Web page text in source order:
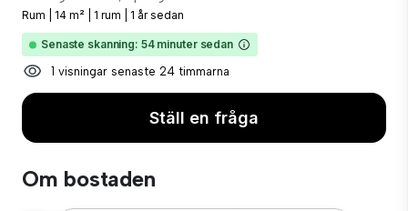
Rum 14 m² 1 rum 1 år sedan
Senaste skanning: 54 minuter sedan
1 visningar senaste 24 timmarna
Ställ en fråga
Om bostaden